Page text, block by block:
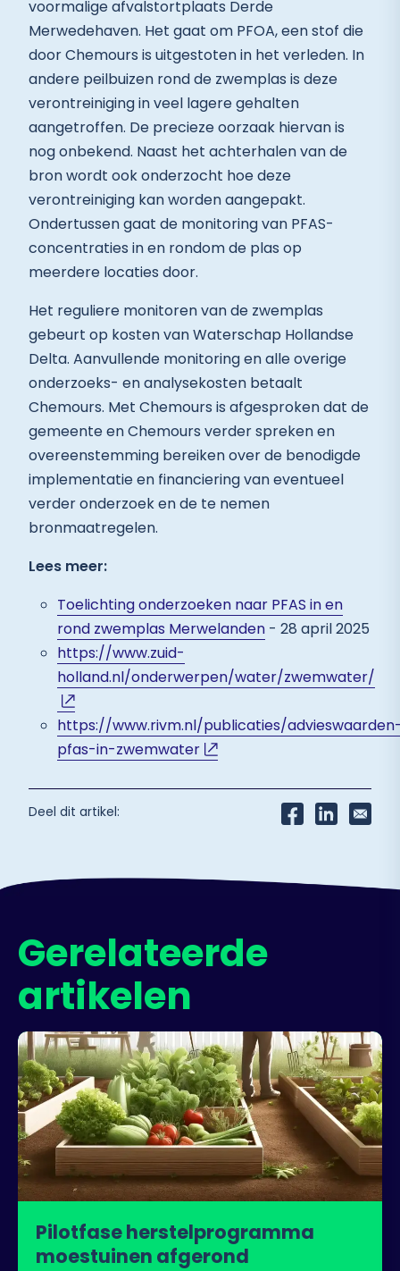
voormalige afvalstortplaats Derde
Merwedehaven. Het gaat om PFOA, een stof die
door Chemours is uitgestoten in het verleden. In
andere peilbuizen rond de zwemplas is deze
verontreiniging in veel lagere gehalten
aangetroffen. De precieze oorzaak hiervan is
nog onbekend. Naast het achterhalen van de
bron wordt ook onderzocht hoe deze
verontreiniging kan worden aangepakt.
Ondertussen gaat de monitoring van PFAS-
concentraties in en rondom de plas op
meerdere locaties door.
Het reguliere monitoren van de zwemplas
gebeurt op kosten van Waterschap Hollandse
Delta. Aanvullende monitoring en alle overige
onderzoeks- en analysekosten betaalt
Chemours. Met Chemours is afgesproken dat de
gemeente en Chemours verder spreken en
overeenstemming bereiken over de benodigde
implementatie en financiering van eventueel
verder onderzoek en de te nemen
bronmaatregelen.
Lees meer:
Toelichting onderzoeken naar PFAS in en
rond zwemplas Merwelanden - 28 april 2025
https://www.zuid-
holland.nl/onderwerpen/water/zwemwater/
https://www.rivm.nl/publicaties/
pfas-in-zwemwater
Deel dit artikel:
Gerelateerde
artikelen
Pilotfase herstelprogramma
moestuinen afgerond